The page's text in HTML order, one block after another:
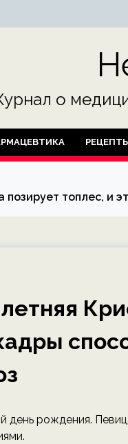
о
позирует топлес,
день рождения.